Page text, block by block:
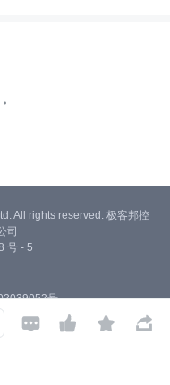
   
All rights reserved. 极客邦控
司
号 - 5
号